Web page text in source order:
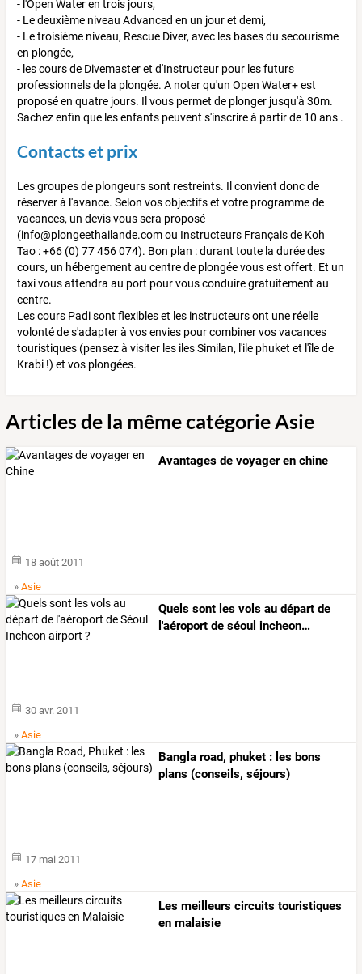
- l'Open Water en trois jours,
- Le deuxième niveau Advanced en un jour et demi,
- Le troisième niveau, Rescue Diver, avec les bases du secourisme
en plongée,
- les cours de Divemaster et d'Instructeur pour les futurs
professionnels de la plongée. A noter qu'un Open Water+ est
proposé en quatre jours. Il vous permet de plonger jusqu'à 30m.
Sachez enfin que les enfants peuvent s'inscrire à partir de 10 ans .
Contacts et prix
Les groupes de plongeurs sont restreints. Il convient donc de
réserver à l'avance. Selon vos objectifs et votre programme de
vacances, un devis vous sera proposé
(info@plongeethailande.com ou Instructeurs Français de Koh
Tao : +66 (0) 77 456 074). Bon plan : durant toute la durée des
cours, un hébergement au centre de plongée vous est offert. Et un
taxi vous attendra au port pour vous conduire gratuitement au
centre.
Les cours Padi sont flexibles et les instructeurs ont une réelle
volonté de s'adapter à vos envies pour combiner vos vacances
touristiques (pensez à visiter les iles Similan, l'ile phuket et l'île de
Krabi !) et vos plongées.
Articles de la même catégorie Asie
Avantages de voyager en chine
18 août 2011
»Asie
Quels sont les vols au départ de
l'aéroport de séoul incheon…
30 avr. 2011
»Asie
Bangla road, phuket : les bons
plans (conseils, séjours)
17 mai 2011
»Asie
Les meilleurs circuits touristiques
en malaisie